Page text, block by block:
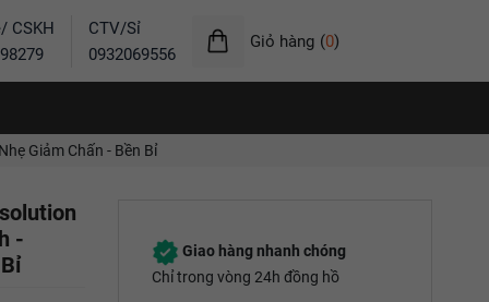
CSKH
CTV/Sỉ
0932069556
Giỏ hàng (0)
Giảm Chấn - Bền Bỉ
-
Giao hàng nhanh chóng
Chỉ trong vòng 24h đồng hồ